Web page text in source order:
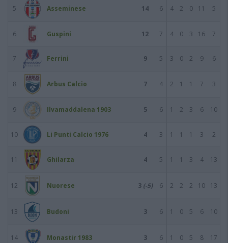
5 Asseminese 14 6 4 2 0 11 5
6 Guspini 12 7 4 0 3 16 7
7 Ferrini 9 5 3 0 2 9 6
8 Arbus Calcio 7 4 2 1 1 7 3
9 Ilvamaddalena 1903 5 6 1 2 3 6 10
10 Li Punti Calcio 1976 4 3 1 1 1 3 2
11 Ghilarza 4 5 1 1 3 4 13
12 Nuorese 3 (-5) 6 2 2 2 10 13
13 Budoni 3 6 1 0 5 6 10
14 Monastir 1983 3 6 1 0 5 8 17